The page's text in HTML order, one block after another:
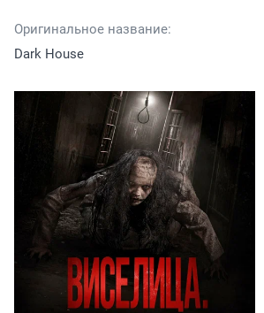
Оригинальное название:
Dark House